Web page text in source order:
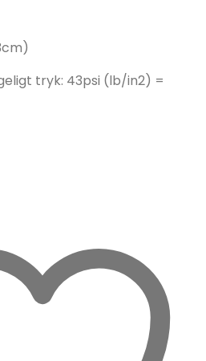
tryk: 43psi (lb/in2) =